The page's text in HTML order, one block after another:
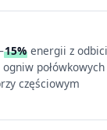
15%energii z
połówkowych
częściowym